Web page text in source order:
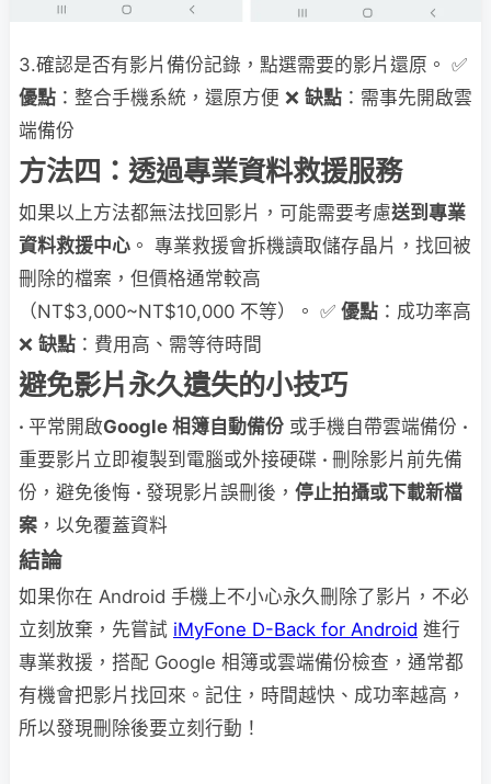
3.確認是否有影片備份記錄，點選需要的影片還原。 ✅
優點 ：整合手機系統，還原方便 ❌ 缺點 ：需事先開啟雲
端備份
方法四：透過專業資料救援服務
如果以上方法都無法找回影片，可能需要考慮送到專業
資料救援中心 。 專業救援會拆機讀取儲存晶片，找回被
刪除的檔案，但價格通常較高
（NT$3,000~NT$10,000 不等）。 ✅ 優點 ：成功率高
❌ 缺點 ：費用高、需等待時間
避免影片永久遺失的小技巧
· 平常開啟Google 相簿自動備份 或手機自帶雲端備份 ·
重要影片立即複製到電腦或外接硬碟 · 刪除影片前先備
份，避免後悔 · 發現影片誤刪後， 停止拍攝或下載新檔
案 ，以免覆蓋資料
結論
如果你在 Android 手機上不小心永久刪除了影片，不必
立刻放棄，先嘗試 iMyFone D-Back for Android 進行
專業救援，搭配 Google 相簿或雲端備份檢查，通常都
有機會把影片找回來。記住，時間越快、成功率越高，
所以發現刪除後要立刻行動！